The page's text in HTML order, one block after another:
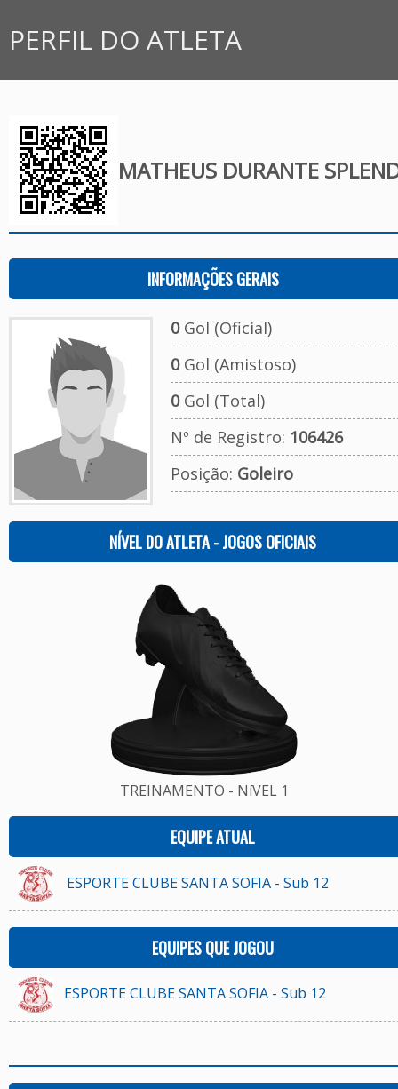
PERFIL DO ATLETA
MATHEUS DURANTE
INFORMAÇÕES GERAIS
0Gol (Oficial)
0Gol (Amistoso)
0Gol (Total)
Nº de Registro: 106426
Posição: Goleiro
NÍVEL DO ATLETA - JOGOS OFICIAIS
TREINAMENTO - NíVEL 1
EQUIPE ATUAL
ESPORTE CLUBE SANTA SOFIA - Sub 12
EQUIPES QUE JOGOU
ESPORTE CLUBE SANTA SOFIA - Sub 12